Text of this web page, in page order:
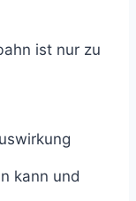
ist nur zu
kann und